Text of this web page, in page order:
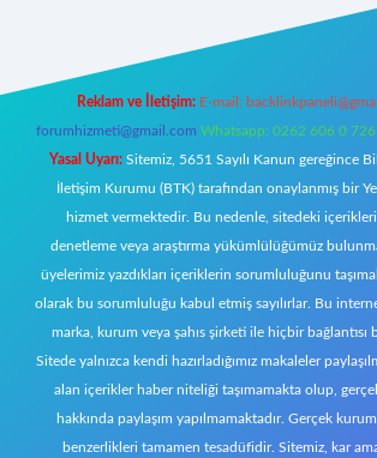
Reklam ve İletişim: E-mail:
forumhizmeti@gmail.com Whatsapp: 0262 606 0 726
Yasal Uyarı: Sitemiz, 5651 Sayılı Kanun gereğince
İletişim Kurumu (BTK) tarafından onaylanmış bir
hizmet vermektedir. Bu nedenle, sitedeki
denetleme veya araştırma yükümlülüğümüz
üyelerimiz yazdıkları içeriklerin sorumluluğunu
olarak bu sorumluluğu kabul etmiş sayılırlar. Bu
marka, kurum veya şahıs şirketi ile hiçbir bağlantısı
Sitede yalnızca kendi hazırladığımız makaleler
alan içerikler haber niteliği taşımamakta olup,
hakkında paylaşım yapılmamaktadır. Gerçek
benzerlikleri tamamen tesadüfidir. Sitemiz, kar